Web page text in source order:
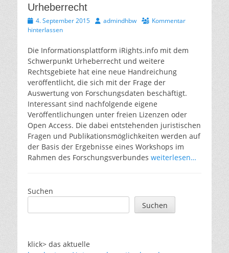
Urheberrecht
Veröffentlicht
am
4. September 2015 Autoradmindhbw
Kommentar
hinterlassen
Die Informationsplattform iRights.info mit dem
Schwerpunkt Urheberrecht und weitere
Rechtsgebiete hat eine neue Handreichung
veröffentlicht, die sich mit der Frage der
Auswertung von Forschungsdaten beschäftigt.
Interessant sind nachfolgende eigene
Veröffentlichungen unter freien Lizenzen oder
Open Access. Die dabei entstehenden juristischen
Fragen und Publikationsmöglichkeiten werden auf
der Basis der Ergebnisse eines Workshops im
Rahmen des Forschungsverbundes weiterlesen…
Suchen
Suchen
klick> das aktuelle